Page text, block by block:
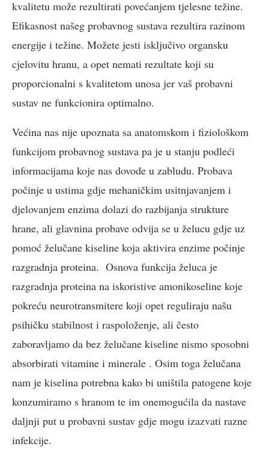
kvalitetu može rezultirati povećanjem tjelesne težine.
Efikasnost našeg probavnog sustava rezultira razinom
energije i težine. Možete jesti isključivo organsku
cjelovitu hranu, a opet nemati rezultate koji su
proporcionalni s kvalitetom unosa jer vaš probavni
sustav ne funkcionira optimalno.
Većina nas nije upoznata sa anatomskom i fiziološkom
funkcijom probavnog sustava pa je u stanju podleći
informacijama koje nas dovode u zabludu. Probava
počinje u ustima gdje mehaničkim usitnjavanjem i
djelovanjem enzima dolazi do razbijanja strukture
hrane, ali glavnina probave odvija se u želucu gdje uz
pomoć želučane kiseline koja aktivira enzime počinje
razgradnja proteina. Osnova funkcija želuca je
razgradnja proteina na iskoristive amonikoseline koje
pokreću neurotransmitere koji opet reguliraju našu
psihičku stabilnost i raspoloženje, ali često
zaboravljamo da bez želučane kiseline nismo sposobni
absorbirati vitamine i minerale . Osim toga želučana
nam je kiselina potrebna kako bi uništila patogene koje
konzumiramo s hranom te im onemogućila da nastave
daljnji put u probavni sustav gdje mogu izazvati razne
infekcije.